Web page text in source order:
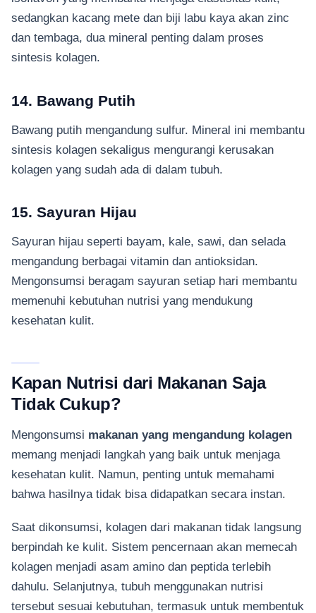
sedangkan kacang mete dan biji labu kaya akan zinc
dan tembaga, dua mineral penting dalam proses
sintesis kolagen.
14. Bawang Putih
Bawang putih mengandung sulfur. Mineral ini membantu
sintesis kolagen sekaligus mengurangi kerusakan
kolagen yang sudah ada di dalam tubuh.
15. Sayuran Hijau
Sayuran hijau seperti bayam, kale, sawi, dan selada
mengandung berbagai vitamin dan antioksidan.
Mengonsumsi beragam sayuran setiap hari membantu
memenuhi kebutuhan nutrisi yang mendukung
kesehatan kulit.
Kapan Nutrisi dari Makanan Saja
Tidak Cukup?
Mengonsumsi makanan yang mengandung kolagen
memang menjadi langkah yang baik untuk menjaga
kesehatan kulit. Namun, penting untuk memahami
bahwa hasilnya tidak bisa didapatkan secara instan.
Saat dikonsumsi, kolagen dari makanan tidak langsung
berpindah ke kulit. Sistem pencernaan akan memecah
kolagen menjadi asam amino dan peptida terlebih
dahulu. Selanjutnya, tubuh menggunakan nutrisi
tersebut sesuai kebutuhan, termasuk untuk membentuk